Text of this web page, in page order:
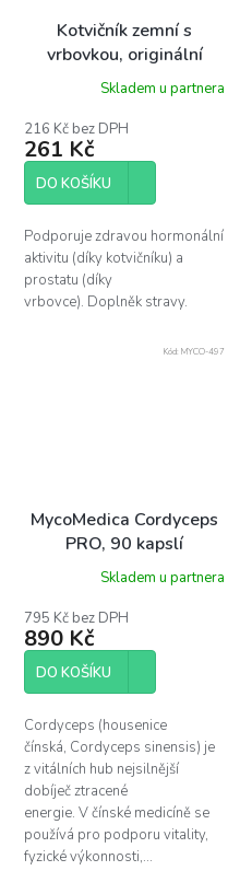
Kotvičník zemní s
vrbovkou, originální
bylinné kapky, 100 ml
Skladem u partnera
216 Kč bez DPH
261 Kč
DO KOŠÍKU
Podporuje zdravou hormonální
aktivitu (díky kotvičníku) a
prostatu (díky
vrbovce). Doplněk stravy.
MycoMedica Cordyceps
PRO, 90 kapslí
Skladem u partnera
795 Kč bez DPH
890 Kč
DO KOŠÍKU
Cordyceps (housenice
čínská, Cordyceps sinensis) je
z vitálních hub nejsilnější
dobíječ ztracené
energie. V čínské medicíně se
používá pro podporu vitality,
fyzické výkonnosti,...
Kód: MYCO-497